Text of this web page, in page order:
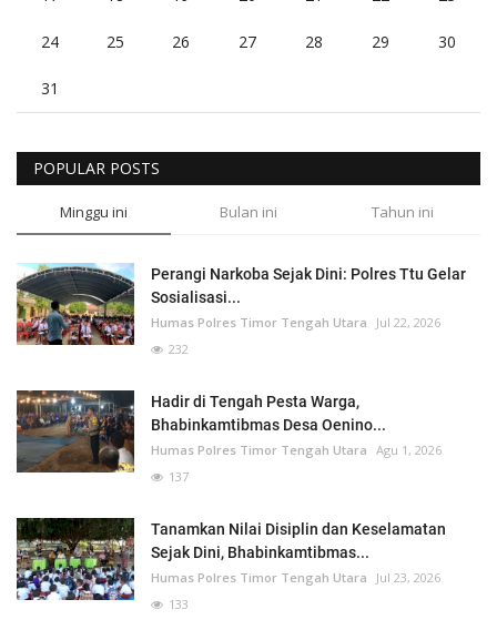
24 25 26 27 28 29 30
31
POPULAR POSTS
Minggu ini Bulan ini Tahun ini
Perangi Narkoba Sejak Dini: Polres Ttu Gelar
Sosialisasi...
Humas Polres Timor Tengah Utara
Jul 22, 2026
232
Hadir di Tengah Pesta Warga,
Bhabinkamtibmas Desa Oenino...
Humas Polres Timor Tengah Utara Agu 1, 2026
137
Tanamkan Nilai Disiplin dan Keselamatan
Sejak Dini, Bhabinkamtibmas...
Humas Polres Timor Tengah Utara
Jul 23, 2026
133